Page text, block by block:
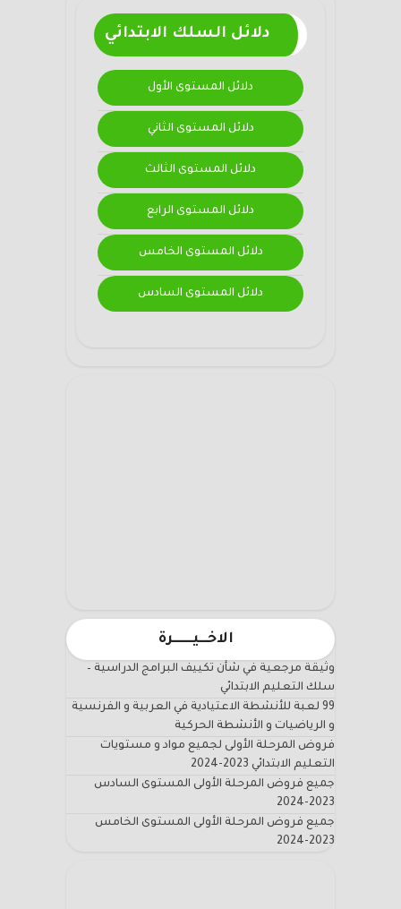
دلائل السلك الابتدائي
دلائل المستوى الأول
دلائل المستوى الثاني
دلائل المستوى الثالث
دلائل المستوى الرابع
دلائل المستوى الخامس
دلائل المستوى السادس
الاخـــيـــــــرة
وثيقة مرجعية في شأن تكييف البرامج الدراسية –
سلك التعليم الابتدائي
99 لعبة للأنشطة الاعتيادية في العربية و الفرنسية
و الرياضيات و الأنشطة الحركية
فروض المرحلة الأولى لجميع مواد و مستويات
التعليم الابتدائي 2023-2024
جميع فروض المرحلة الأولى المستوى السادس
2023-2024
جميع فروض المرحلة الأولى المستوى الخامس
2023-2024